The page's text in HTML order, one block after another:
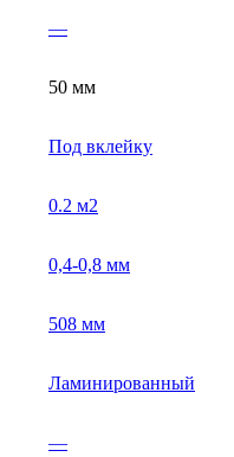
—
50 мм
Под вклейку
0.2 м2
0,4-0,8 мм
508 мм
Ламинированный
—